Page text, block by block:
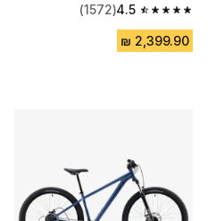
4.5
4.5 out of 5 stars from 1572 reviews
(1572)